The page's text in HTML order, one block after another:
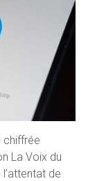
chiffrée
La Voix du
de